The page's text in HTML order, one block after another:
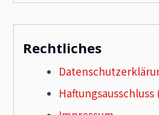
Rechtliches
Haftungsausschluss